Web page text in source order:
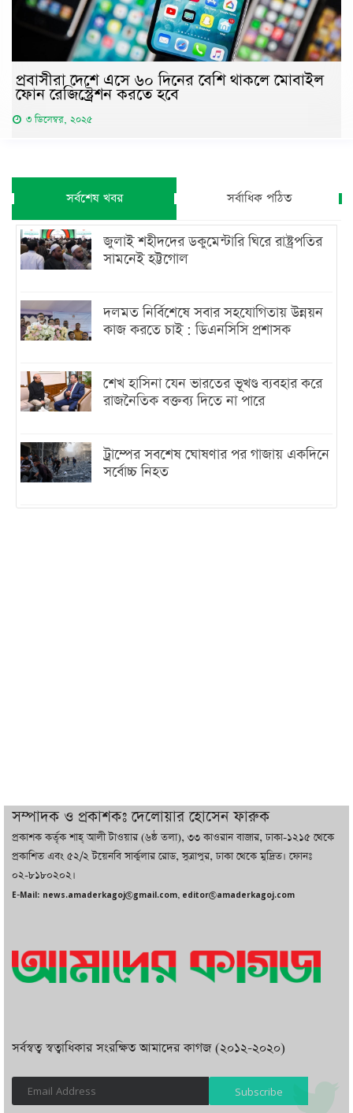
প্রবাসীরা দেশে এসে ৬০ দিনের বেশি থাকলে মোবাইল
ফোন রেজিস্ট্রেশন করতে হবে
৩ ডিসেম্বর, ২০২৫
সর্বশেষ খবর সর্বাধিক পঠিত
জুলাই শহীদদের ডকুমেন্টারি ঘিরে রাষ্ট্রপতির
সামনেই হট্টগোল
দলমত নির্বিশেষে সবার সহযোগিতায় উন্নয়ন
কাজ করতে চাই : ডিএনসিসি প্রশাসক
শেখ হাসিনা যেন ভারতের ভূখণ্ড ব্যবহার করে
রাজনৈতিক বক্তব্য দিতে না পারে
ট্রাম্পের সবশেষ ঘোষণার পর গাজায় একদিনে
সর্বোচ্চ নিহত
দুবাইয়ে বেনজীরের জামিন বাতিল করতে ল
ফার্ম নিয়োগ করেছে সরকার
করা হবে : পররাষ্ট্র প্রতিমন্ত্রী
সম্পাদক ও প্রকাশকঃ দেলোয়ার হোসেন ফারুক
প্রকাশক কর্তৃক শাহ্ আলী টাওয়ার (৬ষ্ঠ তলা), ৩৩ কাওরান বাজার, ঢাকা-১২১৫ থেকে
প্রকাশিত এবং ৫২/২ টয়েনবি সার্কুলার রোড, সুত্রাপুর, ঢাকা থেকে মুদ্রিত। ফোনঃ
০২-৮১৮০২০২।
E-Mail: news.amaderkagoj@gmail.com, editor@amaderkagoj.com
সর্বস্বত্ব স্বত্বাধিকার সংরক্ষিত আমাদের কাগজ (২০১২-২০২০)